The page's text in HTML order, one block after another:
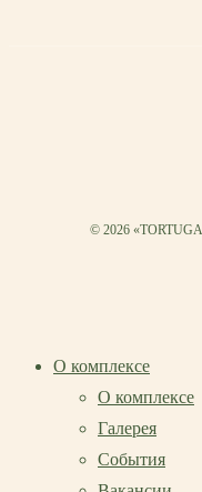
© 2026
О комплексе
О комплексе
Галерея
События